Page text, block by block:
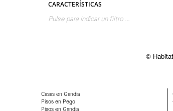
CARACTERÍSTICAS
Pulse para indicar un filtro ...
©
Casas en Gandia
Pisos en Pego